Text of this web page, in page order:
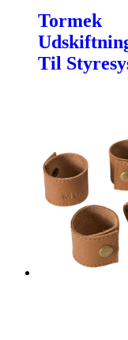
Tormek
Til